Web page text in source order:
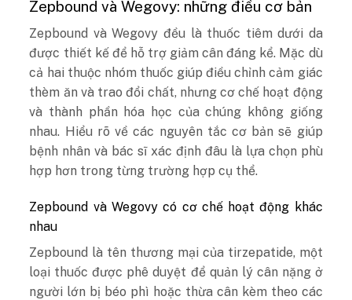
Zepbound và Wegovy: những điều cơ bản
Zepbound và Wegovy đều là thuốc tiêm dưới da
được thiết kế để hỗ trợ giảm cân đáng kể. Mặc dù
cả hai thuộc nhóm thuốc giúp điều chỉnh cảm giác
thèm ăn và trao đổi chất, nhưng cơ chế hoạt động
và thành phần hóa học của chúng không giống
nhau. Hiểu rõ về các nguyên tắc cơ bản sẽ giúp
bệnh nhân và bác sĩ xác định đâu là lựa chọn phù
hợp hơn trong từng trường hợp cụ thể.
Zepbound và Wegovy có cơ chế hoạt động khác
nhau
Zepbound là tên thương mại của tirzepatide, một
loại thuốc được phê duyệt để quản lý cân nặng ở
người lớn bị béo phì hoặc thừa cân kèm theo các